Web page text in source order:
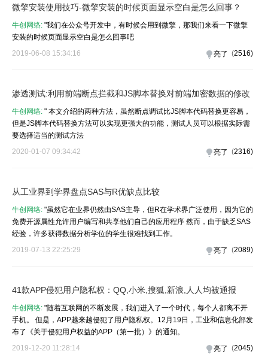
微擎安装使用技巧-微擎安装的时候页面显示空白是怎么回事？
牛创网络: "我们在公众号开发中，有时候会用到微擎，那我们来看一下微擎
安装的时候页面显示空白是怎么回事吧
2019-06-08 15:34:16
)
2516
(
亮了
渗透测试:利用前端断点拦截和JS脚本替换对前端加密数据的修改
牛创网络: " 本文介绍的两种方法，虽然断点调试比JS脚本代码替换更容易，
但是JS脚本代码替换方法可以实现更强大的功能，测试人员可以根据实际需
要选择适当的测试方法
2020-01-07 09:34:42
)
2316
(
亮了
从工业界到学界盘点SAS与R优缺点比较
牛创网络: "虽然它在业界仍然由SAS主导，但R在学术界广泛使用，因为它的
免费开源属性允许用户编写和共享他们自己的应用程序 然而，由于缺乏SAS
经验，许多获得数据分析学位的学生很难找到工作。
2019-07-13 22:25:29
)
2089
(
亮了
41款APP侵犯用户隐私权：QQ,小米,搜狐,新浪,人人均被通报
牛创网络: "随着互联网的不断发展，我们进入了一个时代，每个人都离不开
手机。 但是，APP越来越侵犯了用户隐私权。12月19日，工业和信息化部发
布了《关于侵犯用户权益的APP（第一批）》的通知。
2019-12-20 11:28:14
)
2045
(
亮了